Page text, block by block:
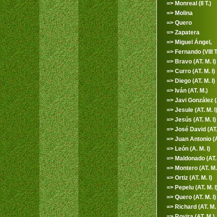
=> Monreal (II T.)
=> Molina
=> Quero
=> Zapatera
=> Miguel Ángel,
=> Fernando (VIII
=> Bravo (AT. M. I)
=> Curro (AT. M. I)
=> Diego (AT. M. I)
=> Iván (AT. M.)
=> Javi González
=> Jesule (AT. M. I)
=> Jesús (AT. M. I)
=> José David
=> Juan Antonio
=> León (A. M. I)
=> Maldonado (AT.
=> Montero (AT.
=> Ortiz (AT. M. I)
=> Pepelu (AT. M.
=> Quero (AT. M. I)
=> Richard (AT. M.